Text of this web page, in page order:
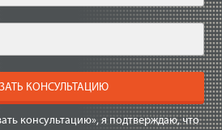
КОНСУЛЬТАЦИЮ
консультацию», я подтверждаю, что